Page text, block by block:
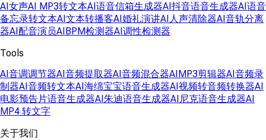
AI女声AI MP3转文本AI语音信箱生成器AI抖音语音生成器AI语音
备忘录转文本AI文本转播客AI婚礼演讲AI人声清除器AI音轨分离
器AI配音演员AIBPM检测器AI调性检测器
Tools
AI音调调节器AI音频提取器AI音频混合器AIMP3剪辑器AI音频录
制器AI音频转文本AI海绵宝宝语音生成器AI视频转音频转换器AI
电影预告片语音生成器AI朱迪语音生成器AI尼克语音生成器AI
MP4 转文字
关于我们